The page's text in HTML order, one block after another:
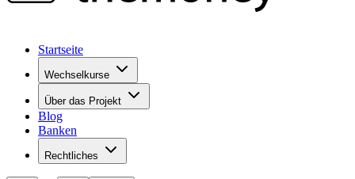
Startseite
Wechselkurse
Über das Projekt
Blog
Banken
Rechtliches